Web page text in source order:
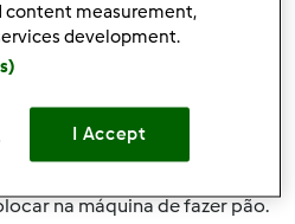
farinha branca de neve
na máquina de fazer pão.
content measurement,
development.
I Accept